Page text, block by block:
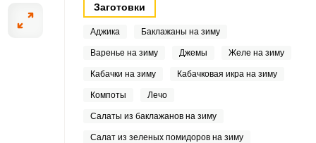
Заготовки
Аджика Баклажаны на зиму
Варенье на зиму Джемы Желе на зиму
Кабачки на зиму Кабачковая икра на зиму
Компоты Лечо
Салаты из баклажанов на зиму
Салат из зеленых помидоров на зиму